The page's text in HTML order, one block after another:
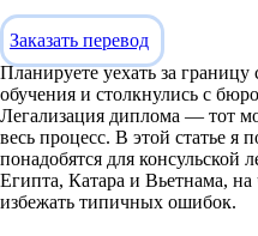
Заказать перевод
Планируете уехать за
обучения и столкнулись с
Легализация диплома — тот
весь процесс. В этой статье я
понадобятся для консульской
Египта, Катара и Вьетнама,
избежать типичных ошибок.